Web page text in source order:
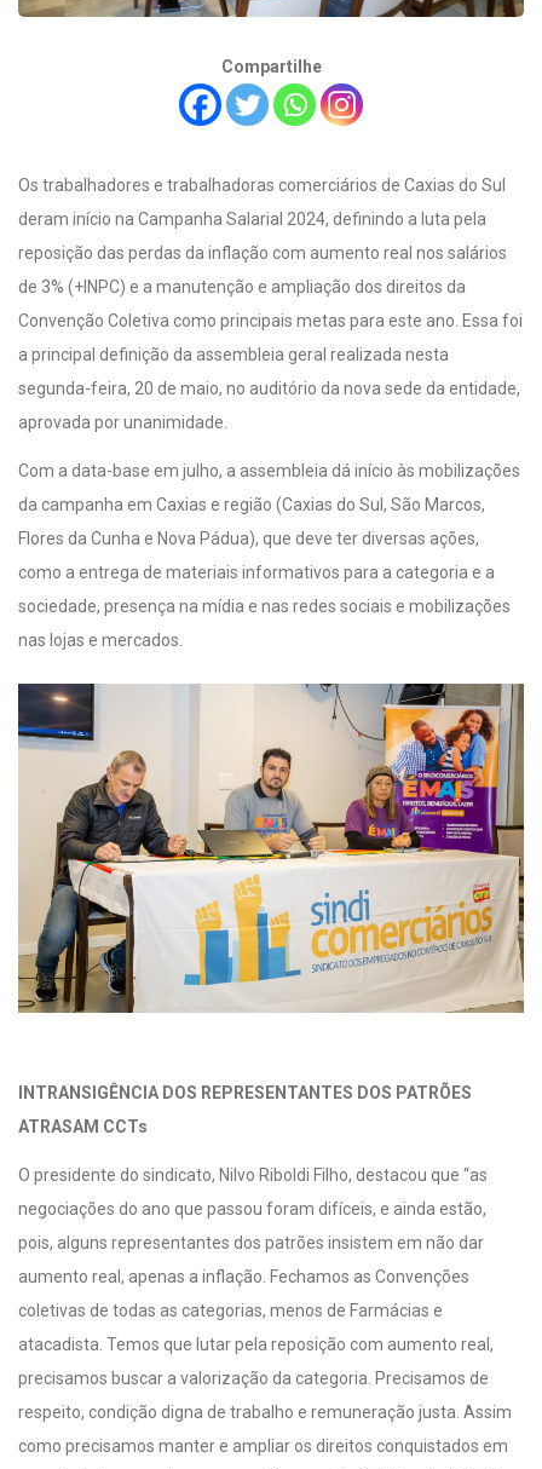
Compartilhe
Os trabalhadores e trabalhadoras comerciários de Caxias do Sul
deram início na Campanha Salarial 2024, definindo a luta pela
reposição das perdas da inflação com aumento real nos salários
de 3% (+INPC) e a manutenção e ampliação dos direitos da
Convenção Coletiva como principais metas para este ano. Essa foi
a principal definição da assembleia geral realizada nesta
segunda-feira, 20 de maio, no auditório da nova sede da entidade,
aprovada por unanimidade.
Com a data-base em julho, a assembleia dá início às mobilizações
da campanha em Caxias e região (Caxias do Sul, São Marcos,
Flores da Cunha e Nova Pádua), que deve ter diversas ações,
como a entrega de materiais informativos para a categoria e a
sociedade, presença na mídia e nas redes sociais e mobilizações
nas lojas e mercados.
INTRANSIGÊNCIA DOS REPRESENTANTES DOS PATRÕES
ATRASAM CCTs
O presidente do sindicato, Nilvo Riboldi Filho, destacou que “as
negociações do ano que passou foram difíceis, e ainda estão,
pois, alguns representantes dos patrões insistem em não dar
aumento real, apenas a inflação. Fechamos as Convenções
coletivas de todas as categorias, menos de Farmácias e
atacadista. Temos que lutar pela reposição com aumento real,
precisamos buscar a valorização da categoria. Precisamos de
respeito, condição digna de trabalho e remuneração justa. Assim
como precisamos manter e ampliar os direitos conquistados em